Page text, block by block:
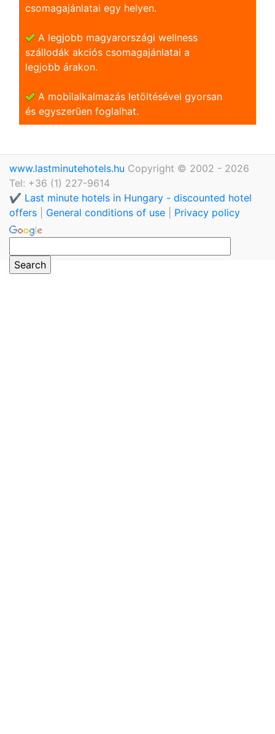
csomagajánlatai egy helyen.
A legjobb magyarországi wellness
szállodák akciós csomagajánlatai a
legjobb árakon.
A mobilalkalmazás letöltésével gyorsan
és egyszerũen foglalhat.
www.lastminutehotels.hu Copyright © 2002 - 2026
Tel: +36 (1) 227-9614
✔️ Last minute hotels in Hungary - discounted hotel
offers
General conditions of use Privacy policy